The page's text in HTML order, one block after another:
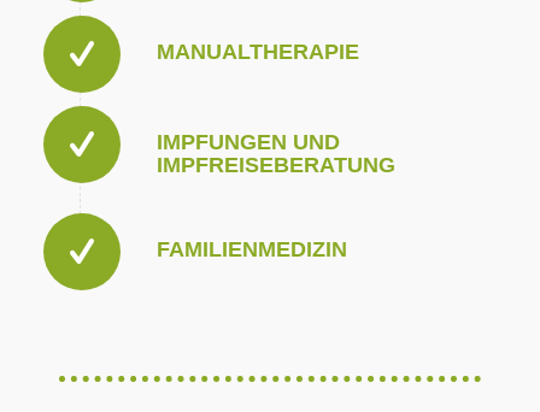
MANUALTHERAPIE
IMPFUNGEN UND
IMPFREISEBERATUNG
FAMILIENMEDIZIN